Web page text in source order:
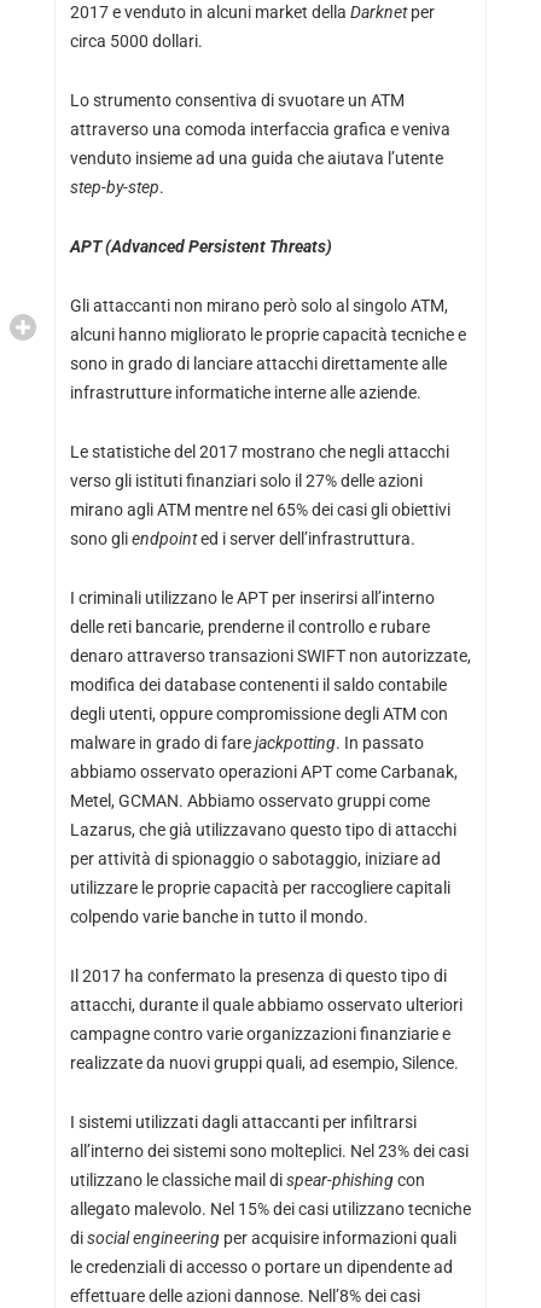
2017 e venduto in alcuni market della Darknetper
circa 5000 dollari.
Lo strumento consentiva di svuotare un ATM
attraverso una comoda interfaccia grafica e veniva
venduto insieme ad una guida che aiutava l’utente
step-by-step.
APT (Advanced Persistent Threats)
Gli attaccanti non mirano però solo al singolo ATM,
alcuni hanno migliorato le proprie capacità tecniche e
sono in grado di lanciare attacchi direttamente alle
infrastrutture informatiche interne alle aziende.
Le statistiche del 2017 mostrano che negli attacchi
verso gli istituti finanziari solo il 27% delle azioni
mirano agli ATM mentre nel 65% dei casi gli obiettivi
sono gliendpointed i server dell’infrastruttura.
I criminali utilizzano le APT per inserirsi all’interno
delle reti bancarie, prenderne il controllo e rubare
denaro attraverso transazioni SWIFT non autorizzate,
modifica dei database contenenti il saldo contabile
degli utenti, oppure compromissione degli ATM con
malware in grado di farejackpotting. In passato
abbiamo osservato operazioni APT come Carbanak,
Metel, GCMAN. Abbiamo osservato gruppi come
Lazarus, che già utilizzavano questo tipo di attacchi
per attività di spionaggio o sabotaggio, iniziare ad
utilizzare le proprie capacità per raccogliere capitali
colpendo varie banche in tutto il mondo.
Il 2017 ha confermato la presenza di questo tipo di
attacchi, durante il quale abbiamo osservato ulteriori
campagne contro varie organizzazioni finanziarie e
realizzate da nuovi gruppi quali, ad esempio, Silence.
I sistemi utilizzati dagli attaccanti per infiltrarsi
all’interno dei sistemi sono molteplici. Nel 23% dei casi
utilizzano le classiche mail dispear-phishingcon
allegato malevolo. Nel 15% dei casi utilizzano tecniche
disocial engineering per acquisire informazioni quali
le credenziali di accesso o portare un dipendente ad
effettuare delle azioni dannose. Nell’8% dei casi